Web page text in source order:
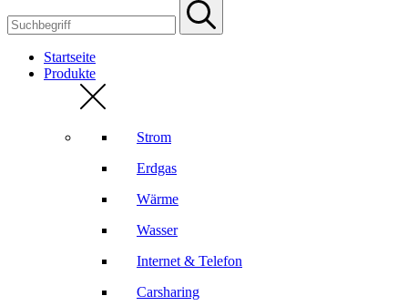
Startseite
Produkte
Strom
Erdgas
Wärme
Wasser
Internet & Telefon
Carsharing